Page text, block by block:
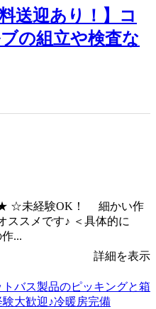
送迎あり！】コ
の組立や検査な
☆未経験OK！ 細かい作
ススメです♪ ＜具体的に
...
詳細を表示